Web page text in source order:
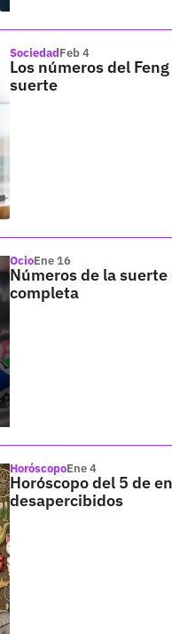
SociedadFeb 4
Los números del
suerte
OcioEne 16
Números de la
completa
HoróscopoEne 4
Horóscopo del 5 de
desapercibidos